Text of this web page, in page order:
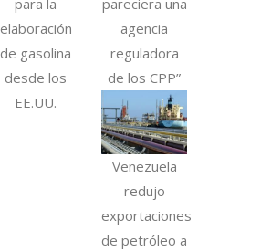
elaboración
de gasolina
desde los
EE.UU.
agencia
reguladora
de los CPP”
Venezuela
redujo
exportaciones
de petróleo a